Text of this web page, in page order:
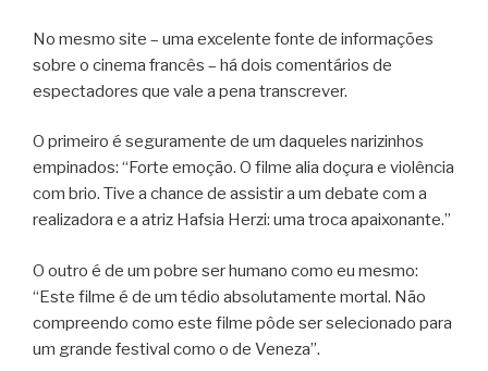
No mesmo site – uma excelente fonte de informações
sobre o cinema francês – há dois comentários de
espectadores que vale a pena transcrever.
O primeiro é seguramente de um daqueles narizinhos
empinados: “Forte emoção. O filme alia doçura e violência
com brio. Tive a chance de assistir a um debate com a
realizadora e a atriz Hafsia Herzi: uma troca apaixonante.”
O outro é de um pobre ser humano como eu mesmo:
“Este filme é de um tédio absolutamente mortal. Não
compreendo como este filme pôde ser selecionado para
um grande festival como o de Veneza”.